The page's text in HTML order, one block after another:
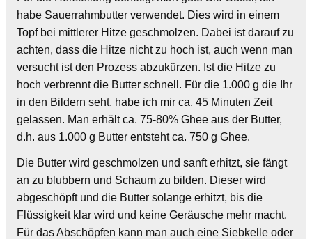
habe Sauerrahmbutter verwendet. Dies wird in einem
Topf bei mittlerer Hitze geschmolzen. Dabei ist darauf zu
achten, dass die Hitze nicht zu hoch ist, auch wenn man
versucht ist den Prozess abzukürzen. Ist die Hitze zu
hoch verbrennt die Butter schnell. Für die 1.000 g die Ihr
in den Bildern seht, habe ich mir ca. 45 Minuten Zeit
gelassen. Man erhält ca. 75-80% Ghee aus der Butter,
d.h. aus 1.000 g Butter entsteht ca. 750 g Ghee.
Die Butter wird geschmolzen und sanft erhitzt, sie fängt
an zu blubbern und Schaum zu bilden. Dieser wird
abgeschöpft und die Butter solange erhitzt, bis die
Flüssigkeit klar wird und keine Geräusche mehr macht.
Für das Abschöpfen kann man auch eine Siebkelle oder